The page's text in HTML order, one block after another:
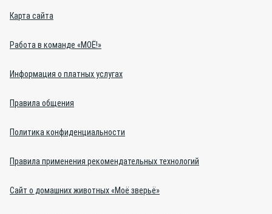
Карта сайта
Работа в команде «МОЁ!»
Информация о платных услугах
Правила общения
Политика конфиденциальности
Правила применения рекомендательных технологий
Сайт о домашних животных «Моё зверьё»